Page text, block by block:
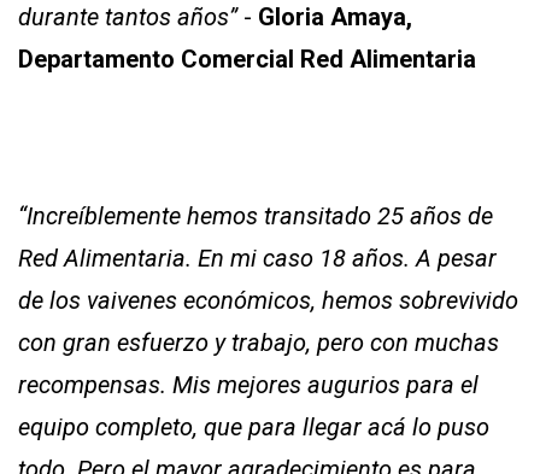
durante tantos años”- Gloria Amaya,
Departamento Comercial Red Alimentaria
“Increíblemente hemos transitado 25 años de
Red Alimentaria. En mi caso 18 años. A pesar
de los vaivenes económicos, hemos sobrevivido
con gran esfuerzo y trabajo, pero con muchas
recompensas. Mis mejores augurios para el
equipo completo, que para llegar acá lo puso